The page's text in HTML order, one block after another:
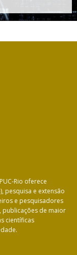
Rio oferece
pesquisa e extensão
e pesquisadores
publicações de maior
científicas